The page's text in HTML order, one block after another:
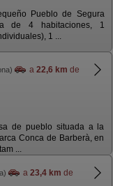
Pueblo de Segura
de 4 habitaciones, 1
1 ...
a 22,6 km de
de pueblo situada a la
Conca de Barberà, en
...
a 23,4 km de